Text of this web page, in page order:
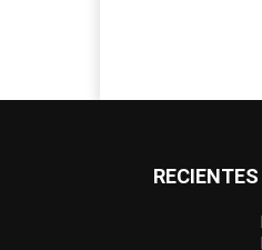
RECIENTES